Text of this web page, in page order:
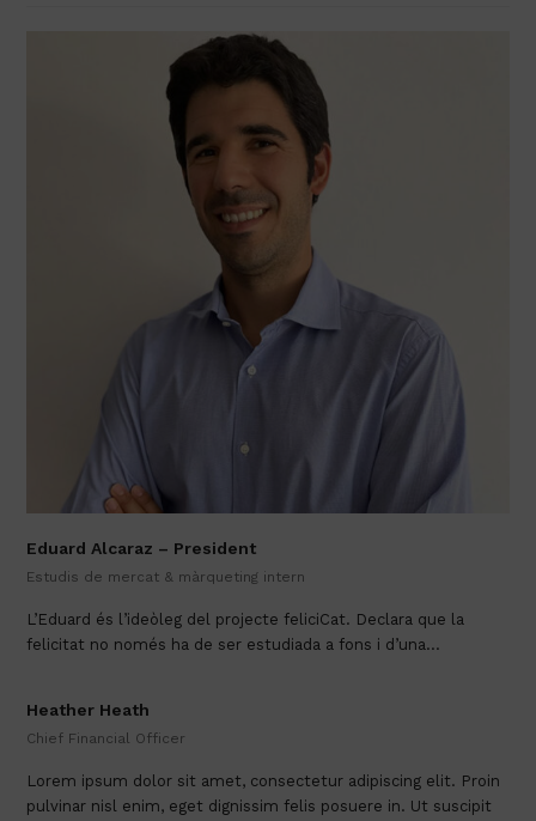
Eduard Alcaraz – President
Estudis de mercat & màrqueting intern
L’Eduard és l’ideòleg del projecte feliciCat. Declara que la
felicitat no només ha de ser estudiada a fons i d’una…
Heather Heath
Chief Financial Officer
Lorem ipsum dolor sit amet, consectetur adipiscing elit. Proin
pulvinar nisl enim, eget dignissim felis posuere in. Ut suscipit